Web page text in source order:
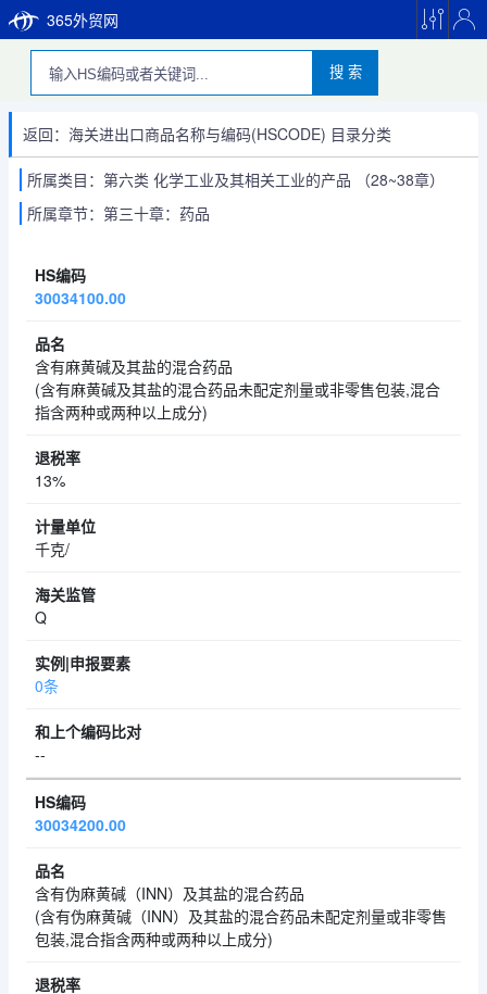
365外贸网
搜 索
返回：海关进出口商品名称与编码(HSCODE) 目录分类
所属类目：第六类 化学工业及其相关工业的产品 （28~38章）
所属章节：第三十章：药品
30034100.00
含有麻黄碱及其盐的混合药品
(含有麻黄碱及其盐的混合药品未配定剂量或非零售包装,混合
指含两种或两种以上成分)
13%
千克/
Q
0条
--
30034200.00
含有伪麻黄碱（INN）及其盐的混合药品
(含有伪麻黄碱（INN）及其盐的混合药品未配定剂量或非零售
包装,混合指含两种或两种以上成分)